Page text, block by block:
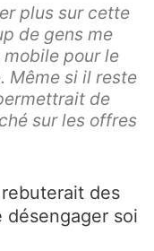
plus sur cette
de gens me
pour le
Même si il reste
de
sur les offres
des
soi